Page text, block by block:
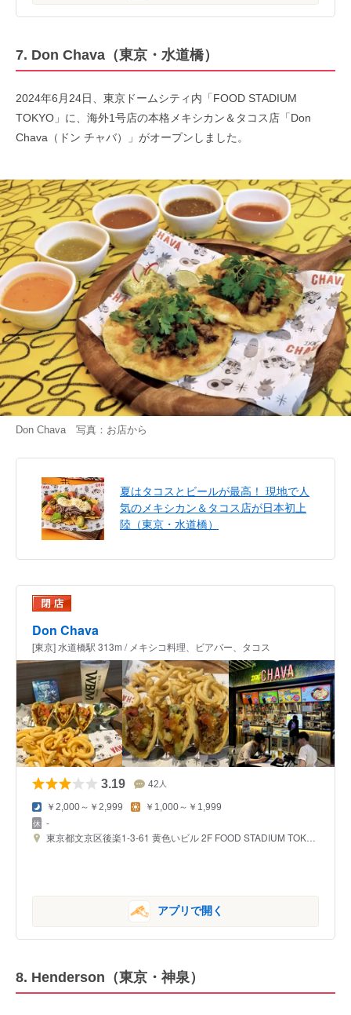
7. Don Chava（東京・水道橋）
2024年6月24日、東京ドームシティ内「FOOD STADIUM
TOKYO」に、海外1号店の本格メキシカン＆タコス店「Don
Chava（ドン チャバ）」がオープンしました。
Don Chava 写真：お店から
夏はタコスとビールが最高！ 現地で人
気のメキシカン＆タコス店が日本初上
陸（東京・水道橋）
Don Chava
[東京] 水道橋駅 313m / メキシコ料理、ビアバー、タコス
3.19 42 人
￥2,000～￥2,999 ￥1,000～￥1,999
-
東京都文京区後楽1-3-61 黄色いビル 2F FOOD STADIUM TOKYO FH-7区画
アプリで開く
8. Henderson（東京・神泉）